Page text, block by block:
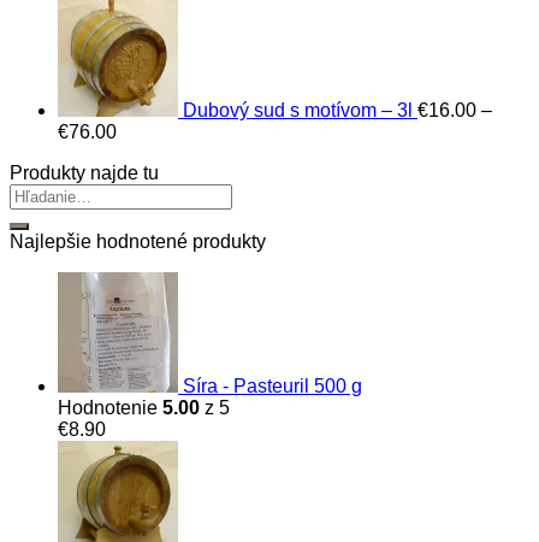
price
was:
€3,750.00.
is:
€3,300.00.
Dubový sud s motívom – 3l €16.00 –
€76.00Price
€16.00
Produkty najde tu
Najlepšie hodnotené produkty
Síra - Pasteuril 500 g
Hodnotenie 5.00 z 5
€8.90